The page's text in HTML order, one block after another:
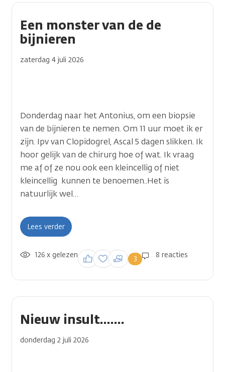
Een monster van de de
bijnieren
zaterdag 4 juli 2026
Donderdag naar het Antonius, om een biopsie
van de bijnieren te nemen. Om 11 uur moet ik er
zijn. Ipv van Clopidogrel, Ascal 5 dagen slikken. Ik
hoor gelijk van de chirurg hoe of wat. Ik vraag
me af of ze nou ook een kleincellig of niet
kleincellig kunnen te benoemen..Het is
natuurlijk wel…
Lees verder
8 reacties
3
Inloggen om een
reactie te plaatsen
126 x gelezen
Nieuw insult.......
donderdag 2 juli 2026